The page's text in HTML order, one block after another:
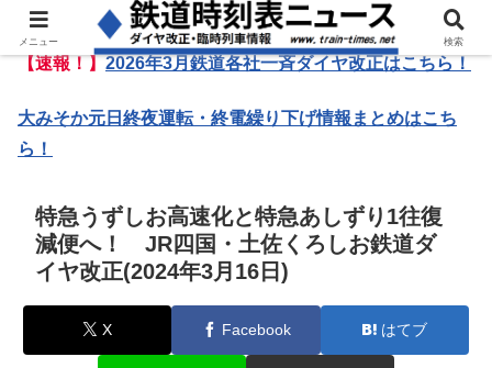
【速報！】2026年3月鉄道各社一斉ダイヤ改正はこちら！
大みそか元日終夜運転・終電繰り下げ情報まとめはこち
ら！
特急うずしお高速化と特急あしずり1往復
減便へ！ JR四国・土佐くろしお鉄道ダ
イヤ改正(2024年3月16日)
X Facebook はてブ
メニュー 検索